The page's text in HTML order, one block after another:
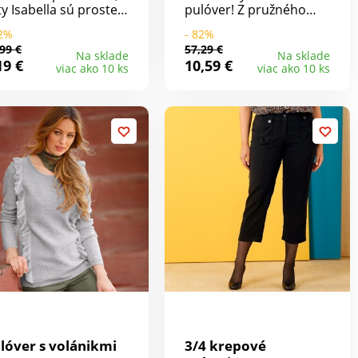
Isabella sú proste
ho milujeme. Vzadu
Okrúhly
Bez rukávov.
€
€
Na sklade
viac ako 10 ks
pulóver! Z pružného
Okrúhly uvoľnený
výstrih. Dlhé rukávy s
volánom. Rovný spodný
na dotyk. Možno prať v
práčke. Dĺžka cca 68 cm.
- 82%
57,29 €
10,59 €
Na sklade
viac ako 10 ks
s volánikmi
3/4 krepové